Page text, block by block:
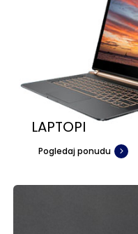
LAPTOPI
Pogledaj ponudu